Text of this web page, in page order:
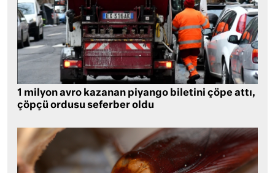
1 milyon avro kazanan piyango biletini çöpe attı,
çöpçü ordusu seferber oldu